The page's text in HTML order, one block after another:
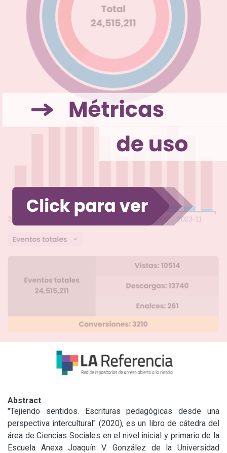
Abstract
"Tejiendo sentidos. Escrituras pedagógicas desde una
perspectiva intercultural" (2020), es un libro de cátedra del
área de Ciencias Sociales en el nivel inicial y primario de la
Escuela Anexa Joaquín V. González de la Universidad